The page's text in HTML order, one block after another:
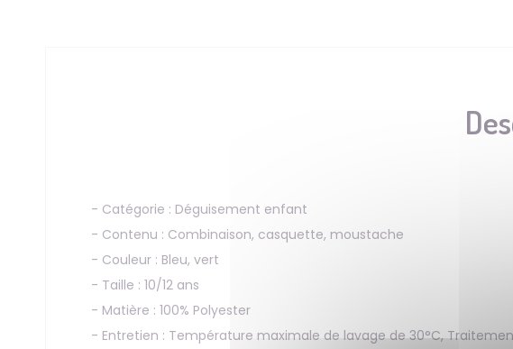
- Catégorie : Déguisement enfant
- Contenu : Combinaison, casquette, moustache
- Couleur : Bleu, vert
- Taille : 10/12 ans
- Matière : 100% Polyester
- Entretien : Température maximale de lavage de 30°C,